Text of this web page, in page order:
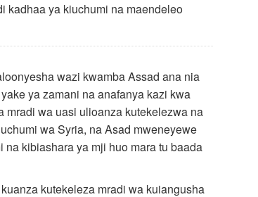
kadhaa ya kiuchumi na maendeleo
wazi kwamba Assad ana nia
ya zamani na anafanya kazi kwa
wa uasi ulioanza kutekelezwa na
wa Syria, na Asad mweneyewe
kibiashara ya mji huo mara tu baada
kutekeleza mradi wa kuiangusha